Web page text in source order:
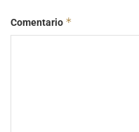
Comentario *